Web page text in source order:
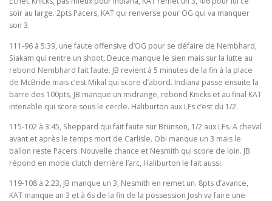
soir au large. 2pts Pacers, KAT qui renverse pour OG qui va manquer
son 3.
111-96 à 5:39, une faute offensive d’OG pour se défaire de Nembhard,
Siakam qui rentre un shoot, Deuce manque le sien mais sur la lutte au
rebond Nembhard fait faute. JB revient à 5 minutes de la fin à la place
de McBride mais c’est Mikal qui score d’abord. Indiana passe ensuite la
barre des 100pts, JB manque un midrange, rebond Knicks et au final KAT
intenable qui score sous le cercle. Haliburton aux LFs c’est du 1/2.
115-102 à 3:45, Sheppard qui fait faute sur Brunson, 1/2 aux LFs. A cheval
avant et après le temps mort de Carlisle. Obi manque un 3 mais le
ballon reste Pacers. Nouvelle chance et Nesmith qui score de loin. JB
répond en mode clutch derrière l’arc, Haliburton le fait aussi.
119-108 à 2:23, JB manque un 3, Nesmith en remet un. 8pts d’avance,
KAT manque un 3 et à 6s de la fin de la possession Josh va faire une